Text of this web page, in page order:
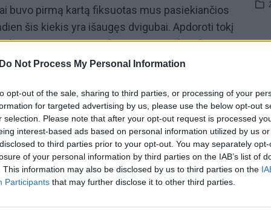
Do Not Process My Personal Information
opt-out of the sale, sharing to third parties, or processing of your
for targeted advertising by us, please use the below opt-out
selection. Please note that after your opt-out request is processed
interest-based ads based on personal information utilized by us
to third parties prior to your opt-out. You may separately
of your personal information by third parties on the IAB’s list of
This information may also be disclosed by us to third parties on the
Participants that may further disclose it to other third parties.
buvo pirmą kartą fiksuotas mus pasiekiančios
šis kiekis yra išaugęs dvigubai. Apdoroti tokį
kritinį mąstymą – nebeįmanoma, o kur dar
„burbulai“ socialiniuose tinkluose, kurie
atsirinkti informaciją bei nepaskęsti
sraute? Į šiuos klausimus tinklalaidėje
stebėjimo ir analizės bendrovės „Mediaskopas“
portalo „Lrytas.lt“ redaktorius ir direktorius
Naujienos LrytasGYVAI Berta&Talks